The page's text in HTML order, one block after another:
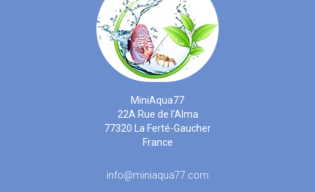
MiniAqua77
22A Rue de l'Alma
77320 La Ferté-Gaucher
France
info@miniaqua77.com